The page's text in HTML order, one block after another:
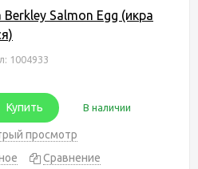
Berkley Salmon Egg (икра
1004933
Купить В наличии
просмотр
Сравнение